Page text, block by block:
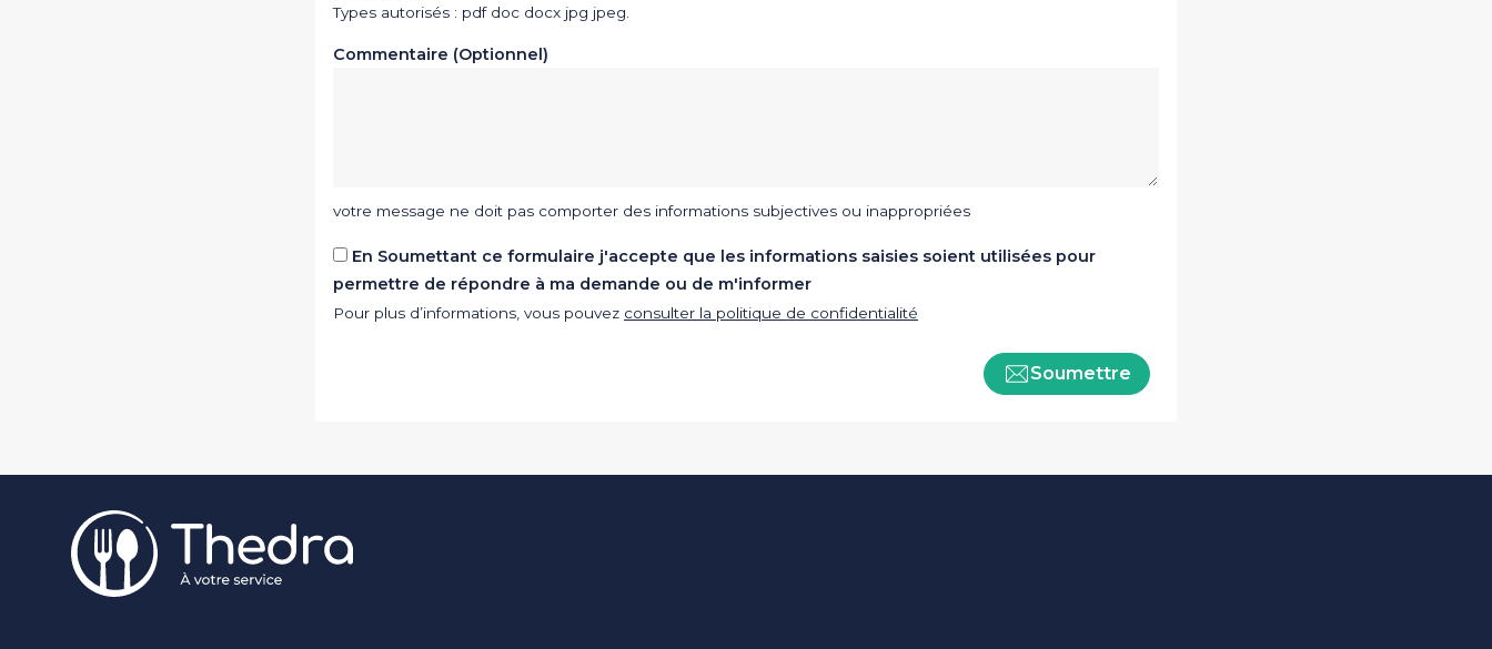
Types autorisés : pdf doc docx jpg jpeg.
Commentaire (Optionnel)
votre message ne doit pas comporter des informations subjectives ou inappropriées
En Soumettant ce formulaire j'accepte que les informations saisies soient utilisées pour
permettre de répondre à ma demande ou de m'informer
Pour plus d’informations, vous pouvez consulter la politique de confidentialité
Soumettre